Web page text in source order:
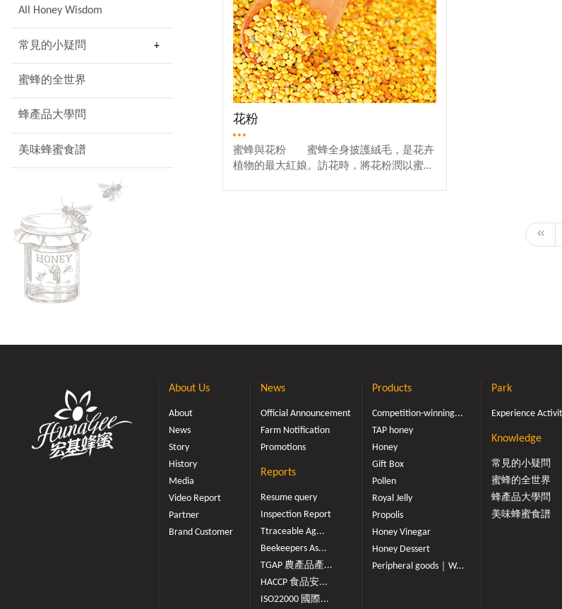
All Honey Wisdom
常見的小疑問
蜜蜂的全世界
蜂產品大學問
美味蜂蜜食譜
花粉
蜜蜂與花粉 蜜蜂全身披護絨毛，是花卉
植物的最大紅娘。訪花時，將花粉潤以蜜
計之花粉採集器中，有一片僅容蜂體擠身而
蜂返巢，擠身通過孔板時，後足花粉籃被迫
打開，成團的花粉掉入收集槽中，新鮮花粉
經過冷凍、殺菌及潔淨處理，妥當收存，除
花粉不足季節，餵飼蜂群外，當可出售，供
人食用，因富含多種維生素，對生理機能調
節，健康維持有很好幫助。蜜蜂花粉之食用
價值 自然花粉粒常依不同方式傳播，可
係由蜜蜂採集雄蕊花藥裂開所散出的花粉粒
而得，蜜蜂所採集植物花粉種類十分龐雜，
除採蟲媒花粉外，也採如玉米、水稻等典型
風媒花。 無數的花粉粒經蜜蜂集成小團
粒狀，稱為花粉團或花粉丸，本文稱為蜜蜂
About Us
About
News
Story
History
Media
Video Report
Partner
Brand Customer
News
Official Announcement
Farm Notification
Promotions
Reports
Resume query
Inspection Report
Ttraceable Ag...
Beekeepers As...
TGAP 農產品產...
HACCP 食品安...
ISO22000 國際...
Products
Competition-winning...
TAP honey
Honey
Gift Box
Pollen
Royal Jelly
Propolis
Honey Vinegar
Honey Dessert
Peripheral goods｜W...
Park
Experience
Knowledge
常見的小疑問
蜜蜂的全世界
蜂產品大學問
美味蜂蜜食譜